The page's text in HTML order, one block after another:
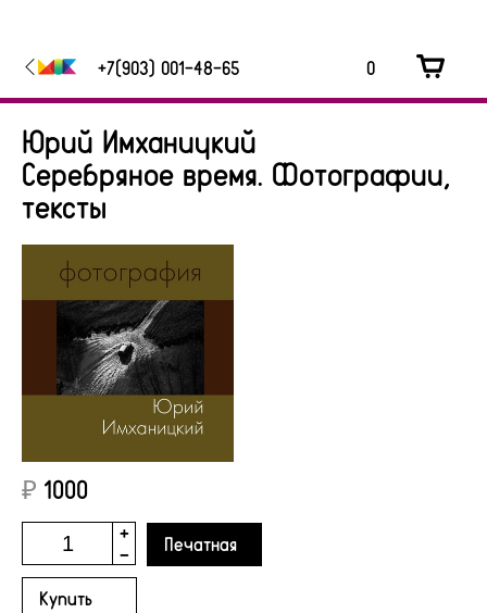
+7(903) 001-48-65 0
Юрий Имханицкий
Серебряное время. Фотографии,
тексты
₽ 1000
+
- Печатная
Купить